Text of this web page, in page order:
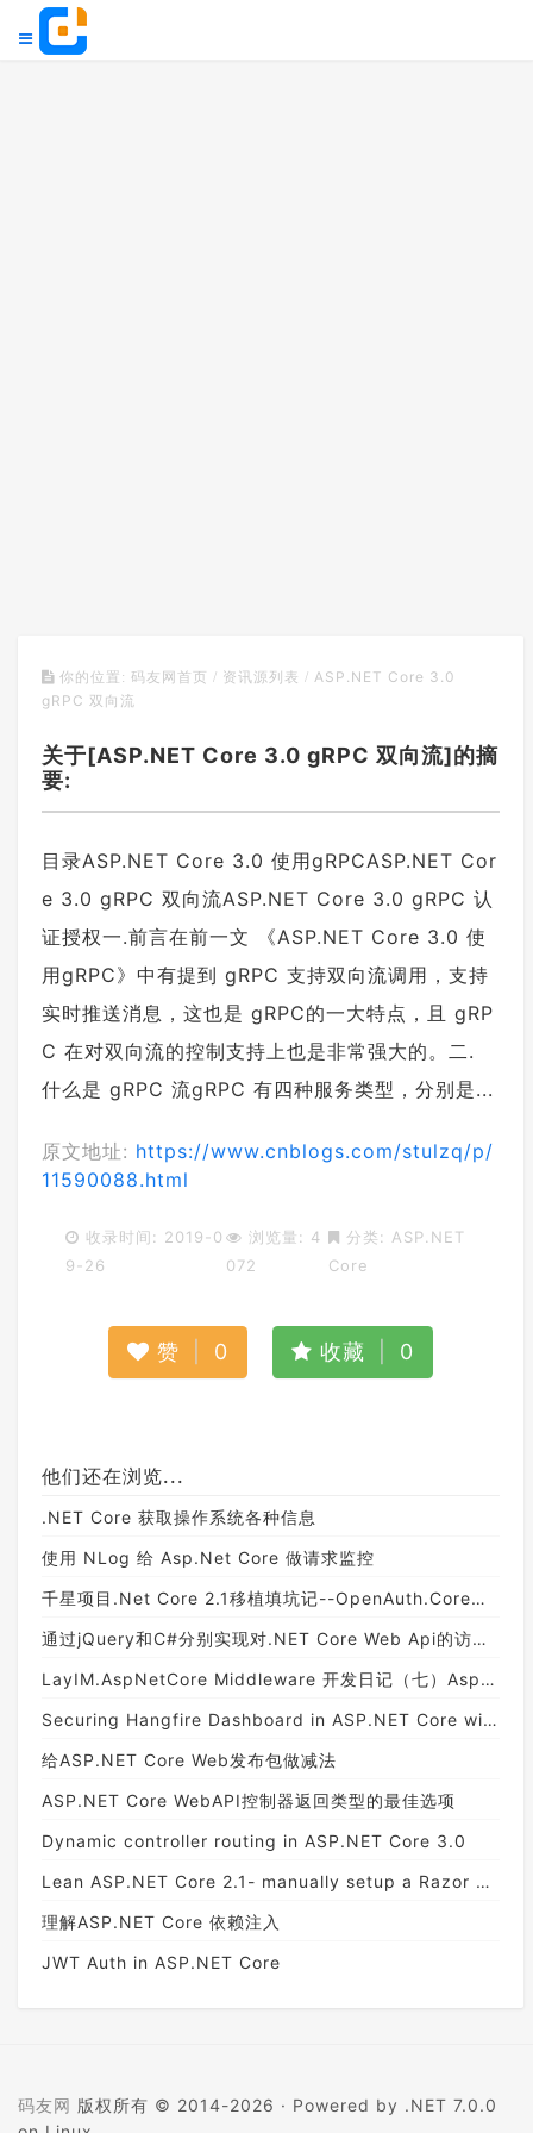
你的位置: 码友网首页 / 资讯源列表 / ASP.NET Core 3.0
gRPC 双向流
关于[ASP.NET Core 3.0 gRPC 双向流]的摘
要:
目录ASP.NET Core 3.0 使用gRPCASP.NET Cor
e 3.0 gRPC 双向流ASP.NET Core 3.0 gRPC 认
证授权一.前言在前一文 《ASP.NET Core 3.0 使
用gRPC》中有提到 gRPC 支持双向流调用，支持
实时推送消息，这也是 gRPC的一大特点，且 gRP
C 在对双向流的控制支持上也是非常强大的。二.
什么是 gRPC 流gRPC 有四种服务类型，分别是...
原文地址: https://www.cnblogs.com/stulzq/p/
11590088.html
收录时间: 2019-0
9-26
浏览量: 4
072
分类: ASP.NET
Core
赞 0 收藏 0
他们还在浏览...
.NET Core 获取操作系统各种信息
使用 NLog 给 Asp.Net Core 做请求监控
千星项目.Net Core 2.1移植填坑记--OpenAuth.Core诞生
通过jQuery和C#分别实现对.NET Core Web Api的访问以及文件上传
LayIM.AspNetCore Middleware 开发日记（七）Asp.Net.Core.SignalR闪亮登场
Securing Hangfire Dashboard in ASP.NET Core with a Custom Auth Policy
给ASP.NET Core Web发布包做减法
ASP.NET Core WebAPI控制器返回类型的最佳选项
Dynamic controller routing in ASP.NET Core 3.0
Lean ASP.NET Core 2.1- manually setup a Razor Pages project with Bootstrap, NPM and webpack
理解ASP.NET Core 依赖注入
JWT Auth in ASP.NET Core
码友网 版权所有 © 2014-2026 · Powered by .NET 7.0.0